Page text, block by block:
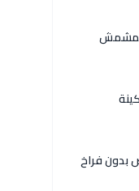
بدون فراخ